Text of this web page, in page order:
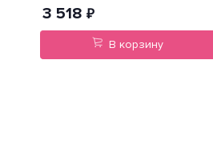
3 518 ₽
В корзину